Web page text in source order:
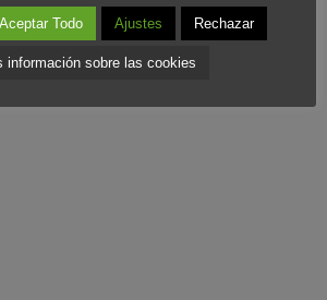
Aceptar Todo Ajustes Rechazar
información sobre las cookies